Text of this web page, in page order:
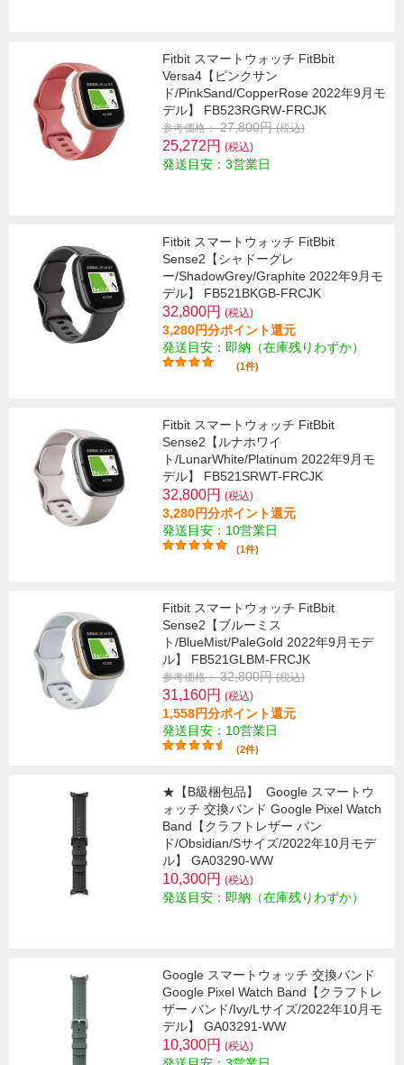
Fitbit スマートウォッチ FitBbit
Versa4【ピンクサン
ド/PinkSand/CopperRose 2022年9月モ
デル】 FB523RGRW-FRCJK
参考価格： 27,800円(税込)
25,272円 (税込)
発送目安：3営業日
Fitbit スマートウォッチ FitBbit
Sense2【シャドーグレ
ー/ShadowGrey/Graphite 2022年9月モ
デル】 FB521BKGB-FRCJK
32,800円 (税込)
3,280円分ポイント還元
発送目安：即納（在庫残りわずか）
(1件)
Fitbit スマートウォッチ FitBbit
Sense2【ルナホワイ
ト/LunarWhite/Platinum 2022年9月モ
デル】 FB521SRWT-FRCJK
32,800円 (税込)
3,280円分ポイント還元
発送目安：10営業日
(1件)
Fitbit スマートウォッチ FitBbit
Sense2【ブルーミス
ト/BlueMist/PaleGold 2022年9月モデ
ル】 FB521GLBM-FRCJK
参考価格： 32,800円(税込)
31,160円 (税込)
1,558円分ポイント還元
発送目安：10営業日
(2件)
★【B級梱包品】
Google スマートウ
ォッチ 交換バンド Google Pixel Watch
Band【クラフトレザー バン
ド/Obsidian/Sサイズ/2022年10月モデ
ル】 GA03290-WW
10,300円 (税込)
発送目安：即納（在庫残りわずか）
Google スマートウォッチ 交換バンド
Google Pixel Watch Band【クラフトレ
ザー バンド/Ivy/Lサイズ/2022年10月モ
デル】 GA03291-WW
10,300円 (税込)